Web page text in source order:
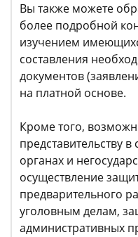
Вы также можете
более подробной
изучением
составления
документов
на платной основе.
Кроме того,
представительству
органах и
осуществление
предварительного
уголовным делам,
административных